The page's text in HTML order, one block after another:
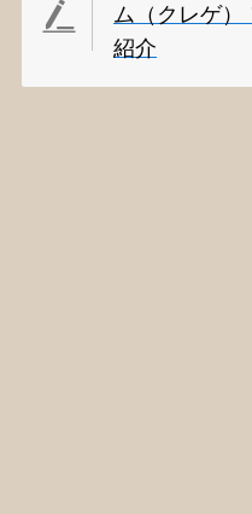
ム（クレゲ）
紹介